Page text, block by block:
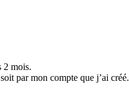
2 mois.
par mon compte que j’ai créé.